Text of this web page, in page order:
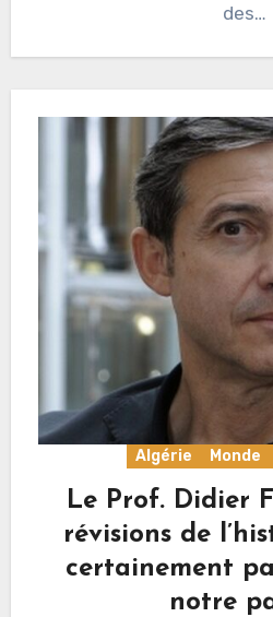
des…
Algérie Monde
Le Prof. Didier
révisions de
certainement
notre